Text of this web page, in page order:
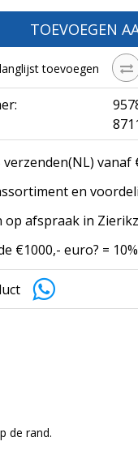
TOEVOEGEN
toevoegen
verzenden(NL) vanaf
en
op afspraak in
€1000,- euro? =
de rand.